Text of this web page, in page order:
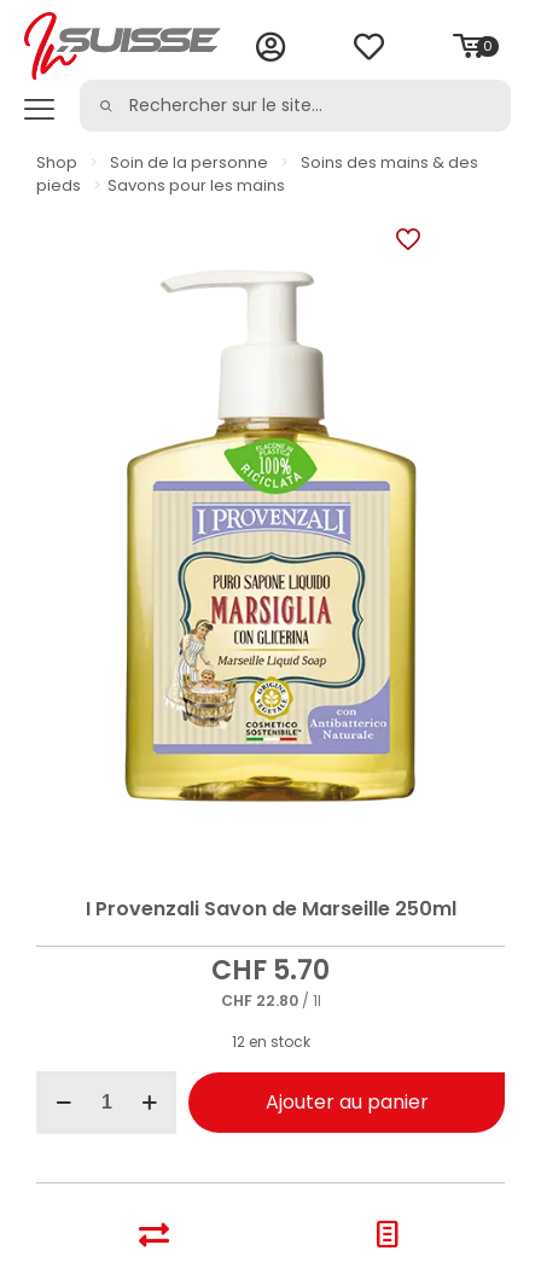
0
Shop > Soin de la personne >
Soins des mains & des
pieds
> Savons pour les mains
I Provenzali Savon de Marseille 250ml
CHF5.70
CHF22.80/ 1l
12 en stock
Ajouter au panier